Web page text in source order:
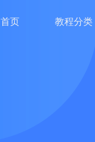
首页 教程分类